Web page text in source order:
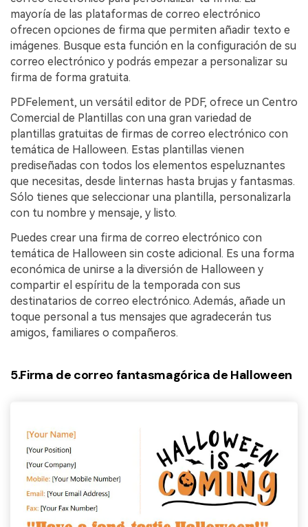
mayoría de las plataformas de correo electrónico
ofrecen opciones de firma que permiten añadir texto e
imágenes. Busque esta función en la configuración de su
correo electrónico y podrás empezar a personalizar su
firma de forma gratuita.
PDFelement, un versátil editor de PDF, ofrece un Centro
Comercial de Plantillas con una gran variedad de
plantillas gratuitas de firmas de correo electrónico con
temática de Halloween. Estas plantillas vienen
prediseñadas con todos los elementos espeluznantes
que necesitas, desde linternas hasta brujas y fantasmas.
Sólo tienes que seleccionar una plantilla, personalizarla
con tu nombre y mensaje, y listo.
Puedes crear una firma de correo electrónico con
temática de Halloween sin coste adicional. Es una forma
económica de unirse a la diversión de Halloween y
compartir el espíritu de la temporada con sus
destinatarios de correo electrónico. Además, añade un
toque personal a tus mensajes que agradecerán tus
amigos, familiares o compañeros.
5.Firma de correo fantasmagórica de Halloween